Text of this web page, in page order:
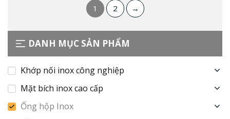
1 2 →
DANH MỤC SẢN PHẨM
Khớp nối inox công nghiệp
Mặt bích inox cao cấp
Ống hộp Inox